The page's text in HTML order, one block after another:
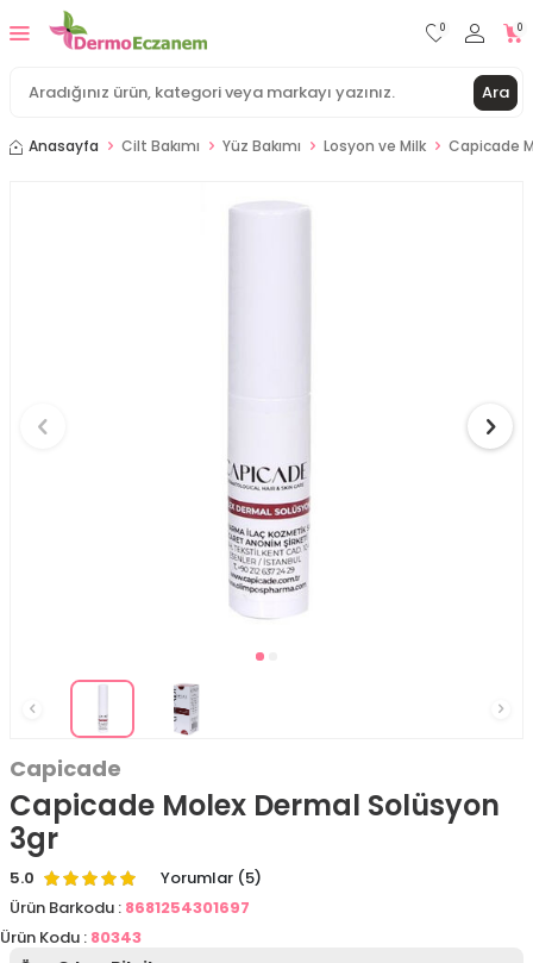
Ara
0 0
Anasayfa Cilt Bakımı Yüz Bakımı Losyon ve Milk Capicade
Capicade
Capicade Molex Dermal Solüsyon
3gr
5.0
Yorumlar (5)
Ürün Barkodu : 8681254301697
Ürün Kodu : 80343